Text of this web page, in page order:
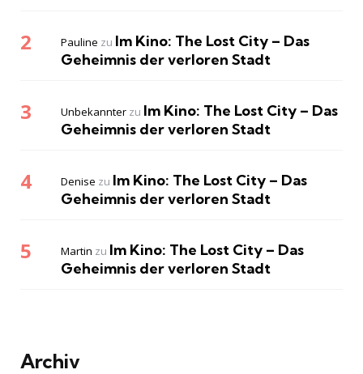
Pauline zu Im Kino: The Lost City – Das
Geheimnis der verloren Stadt
Unbekannter zu Im Kino: The Lost City – Das
Geheimnis der verloren Stadt
Denise zu Im Kino: The Lost City – Das
Geheimnis der verloren Stadt
Martin zu Im Kino: The Lost City – Das
Geheimnis der verloren Stadt
Archiv